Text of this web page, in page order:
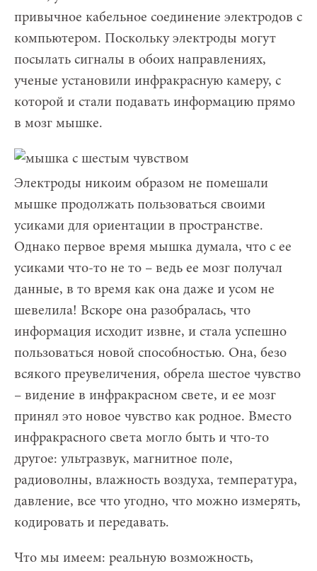
привычное кабельное соединение электродов с
компьютером. Поскольку электроды могут
посылать сигналы в обоих направлениях,
ученые установили инфракрасную камеру, с
которой и стали подавать информацию прямо
в мозг мышке.
Электроды никоим образом не помешали
мышке продолжать пользоваться своими
усиками для ориентации в пространстве.
Однако первое время мышка думала, что с ее
усиками что-то не то – ведь ее мозг получал
данные, в то время как она даже и усом не
шевелила! Вскоре она разобралась, что
информация исходит извне, и стала успешно
пользоваться новой способностью. Она, безо
всякого преувеличения, обрела шестое чувство
– видение в инфракрасном свете, и ее мозг
принял это новое чувство как родное. Вместо
инфракрасного света могло быть и что-то
другое: ультразвук, магнитное поле,
радиоволны, влажность воздуха, температура,
давление, все что угодно, что можно измерять,
кодировать и передавать.
Что мы имеем: реальную возможность,